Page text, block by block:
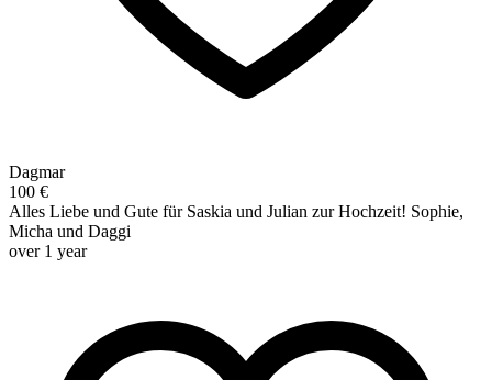
Dagmar
100 €
Alles Liebe und Gute für Saskia und Julian zur Hochzeit! Sophie,
Micha und Daggi
over 1 year